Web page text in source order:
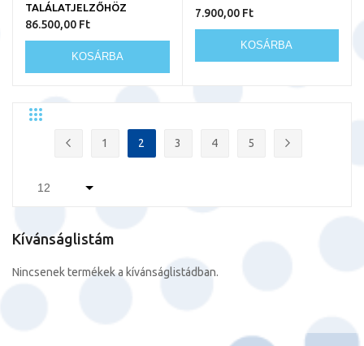
TALÁLATJELZŐHÖZ
86.500,00 Ft
KOSÁRBA
7.900,00 Ft
KOSÁRBA
Rács
Oldal
Oldal
1
You're currently reading page
2
3
4
5
Kívánságlistám
Nincsenek termékek a kívánságlistádban.